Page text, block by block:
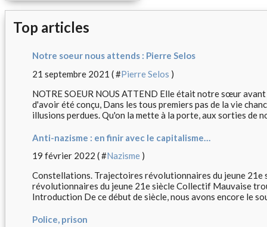
Top articles
Notre soeur nous attends : Pierre Selos
21 septembre 2021 ( #Pierre Selos )
NOTRE SOEUR NOUS ATTEND Elle était notre sœur
d'avoir été conçu, Dans les tous premiers pas de la vie
illusions perdues. Qu'on la mette à la porte, aux sorties de
Anti-nazisme : en finir avec le capitalisme…
19 février 2022 ( #Nazisme )
Constellations. Trajectoires révolutionnaires du jeune
révolutionnaires du jeune 21e siècle Collectif Mauvaise
Introduction De ce début de siècle, nous avons encore le
Police, prison